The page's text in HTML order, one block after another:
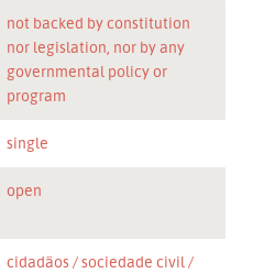
not backed by constitution
nor legislation, nor by any
governmental policy or
program
single
open
cidadãos
sociedade civil